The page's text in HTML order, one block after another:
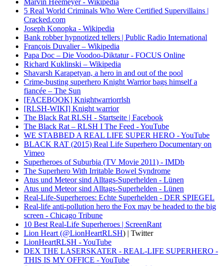
Marvin Heemeyer - Wikipedia
5 Real World Criminals Who Were Certified Supervillains |
Cracked.com
Joseph Konopka - Wikipedia
Bank robber hypnotized tellers | Public Radio International
François Duvalier – Wikipedia
Papa Doc – Die Voodoo-Diktatur - FOCUS Online
Richard Kuklinski – Wikipedia
Shavarsh Karapetyan, a hero in and out of the pool
Crime-busting superhero Knight Warrior bags himself a
fiancée – The Sun
[FACEBOOK] Knightwarriorrlsh
[RLSH-WIKI] Knight warrior
The Black Rat RLSH - Startseite | Facebook
The Black Rat – RLSH I The Feed - YouTube
WE STABBED A REAL LIFE SUPER HERO - YouTube
BLACK RAT (2015) Real Life Superhero Documentary on
Vimeo
Superheroes of Suburbia (TV Movie 2011) - IMDb
The Superhero With Irritable Bowel Syndrome
Atus und Meteor sind Alltags-Superhelden - Lünen
Atus und Meteor sind Alltags-Superhelden - Lünen
Real-Life-Superheroes: Echte Superhelden - DER SPIEGEL
Real-life anti-pollution hero the Fox may be headed to the big
screen - Chicago Tribune
10 Best Real-Life Superheroes | ScreenRant
Lion Heart (@LionHeartRLSH) | Twitter
LionHeartRLSH - YouTube
DEX THE LASERSKATER - REAL-LIFE SUPERHERO -
THIS IS MY OFFICE - YouTube